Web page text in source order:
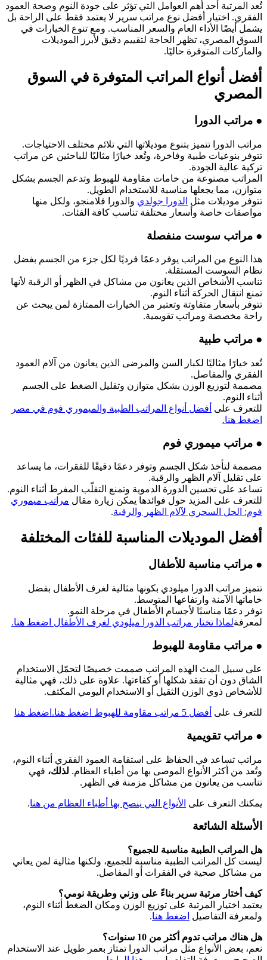
تُعد المرتبة أحد أهم العوامل التي تؤثر على جودة النوم وصحة العمود
الفقري. اختيار أفضل نوع مراتب سرير لا يعتمد فقط على الراحة بل
يشمل أيضًا الأداء العام والسعر المناسب. ومع تنوع الخيارات في
السوق المصري، تظهر الحاجة لتقييم دقيق لأبرز الموديلات
والماركات المتوفرة حاليًا.
أفضل أنواع المراتب المتوفرة في السوق
المصري
● مراتب الدورا
مراتب الدورا تتميز بتنوع موديلاتها التي تلائم مختلف الاحتياجات.
تتوفر بنوعيات طبية وفاخرة، وتُعد خيارًا مثاليًا للباحثين عن مراتب
تركية عالية الجودة.
المراتب مصنوعة من خامات مقاومة للهبوط وتدعم الجسم بشكل
متوازن، مما يجعلها مناسبة للاستخدام الطويل.
تتوفر موديلات مثل الدورا جولدي والدورا فلامنجو، ولكل منها
مواصفات خاصة وأسعار مختلفة تناسب كافة الفئات.
● مراتب سوست منفصلة
هذا النوع من المراتب يوفر دعمًا فرديًا لكل جزء من الجسم بفضل
نظام السوست المستقلة.
تناسب الأشخاص الذين يعانون من مشاكل في الظهر أو الرقبة لأنها
تمنع انتقال الحركة أثناء النوم.
تتوفر بأسعار متفاوتة وتعتبر من الخيارات الممتازة لمن يبحث عن
راحة مخصصة ومراتب تقويمية.
● مراتب طبية
تُعد خيارًا مثاليًا لكبار السن والمرضى الذين يعانون من آلام العمود
الفقري والمفاصل.
مصممة لتوزيع الوزن بشكل متوازن وتقليل الضغط على الجسم
أثناء النوم.
للتعرف على أفضل أنواع المراتب الطبية والميموري فوم في مصر
اضغط هنا.
● مراتب ميموري فوم
مصممة لتأخذ شكل الجسم وتوفر دعمًا دقيقًا للفقرات، ما يساعد
على تقليل آلام الظهر والرقبة.
تساعد على تحسين الدورة الدموية وتمنع التقلّب المفرط أثناء النوم.
للتعرف على المزيد حول فوائدها يمكن زيارة مقال مراتب ميموري
فوم: الحل السحري لآلام الظهر والرقبة.
أفضل الموديلات المناسبة للفئات المختلفة
● مراتب مناسبة للأطفال
تتميز مراتب الدورا ميلودي بكونها مثالية لغرف الأطفال بفضل
خاماتها الآمنة وارتفاعها المتوسط.
توفر دعمًا مناسبًا لأجسام الأطفال في مرحلة النمو.
لمعرفةلماذا تختار مراتب الدورا ميلودي لغرف الأطفال اضغط هنا.
● مراتب مقاومة للهبوط
على سبيل المث الهذه المراتب صممت خصيصًا لتحمّل الاستخدام
الشاق دون أن تفقد شكلها أو كفاءتها. علاوة على ذلك، فهي مثالية
للأشخاص ذوي الوزن الثقيل أو الاستخدام اليومي المكثف.
للتعرف على أفضل 5 مراتب مقاومة للهبوط اضغط هنا. اضغط هنا
● مراتب تقويمية
مراتب تساعد في الحفاظ على استقامة العمود الفقري أثناء النوم،
وتُعد من أكثر الأنواع الموصى بها من أطباء العظام. لذلك، فهي
تناسب من يعانون من مشاكل مزمنة في الظهر.
يمكنك التعرف على الأنواع التي ينصح بها أطباء العظام من هنا.
الأسئلة الشائعة
هل المراتب الطبية مناسبة للجميع؟
ليست كل المراتب الطبية مناسبة للجميع، ولكنها مثالية لمن يعاني
من مشاكل صحية في الفقرات أو المفاصل.
كيف أختار مرتبة سرير بناءً على وزني وطريقة نومي؟
يعتمد اختيار المرتبة على توزيع الوزن ومكان الضغط أثناء النوم،
ولمعرفة التفاصيل اضغط هنا.
هل هناك مراتب تدوم أكثر من 10 سنوات؟
نعم، بعض الأنواع مثل مراتب الدورا تمتاز بعمر طويل عند الاستخدام